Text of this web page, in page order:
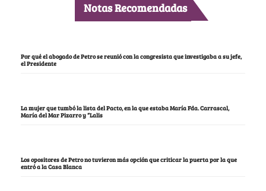
Notas Recomendadas
Por qué el abogado de Petro se reunió con la congresista que investigaba a su jefe,
el Presidente
La mujer que tumbó la lista del Pacto, en la que estaba María Fda. Carrascal,
María del Mar Pizarro y “Lalis
Los opositores de Petro no tuvieron más opción que criticar la puerta por la que
entró a la Casa Blanca